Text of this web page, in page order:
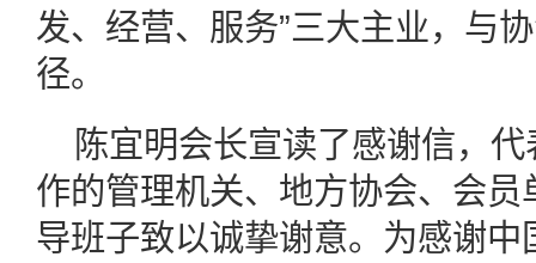
发、经营、服务”三大主业，与
径。
陈宜明会长宣读了感谢信，
作的管理机关、地方协会、会
导班子致以诚挚谢意。为感谢